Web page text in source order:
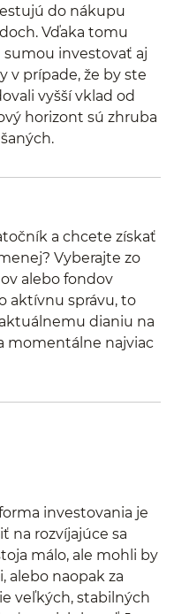
do nákupu
Vďaka tomu
investovať aj
v prípade, že by ste
vyšší vklad od
horizont sú zhruba
a chcete získať
Vyberajte zo
alebo fondov
aktívnu správu, to
dianiu na
momentálne najviac
investovania je
na rozvíjajúce sa
málo, ale mohli by
alebo naopak za
veľkých, stabilných